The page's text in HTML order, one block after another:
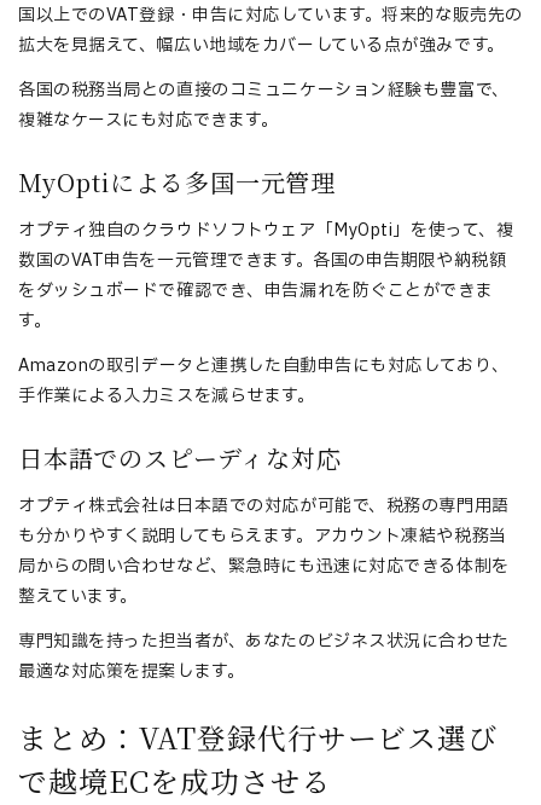
国以上でのVAT登録・申告に対応しています。将来的な販売先の
拡大を見据えて、幅広い地域をカバーしている点が強みです。
各国の税務当局との直接のコミュニケーション経験も豊富で、
複雑なケースにも対応できます。
MyOptiによる多国一元管理
オプティ独自のクラウドソフトウェア「MyOpti」を使って、複
数国のVAT申告を一元管理できます。各国の申告期限や納税額
をダッシュボードで確認でき、申告漏れを防ぐことができま
す。
Amazonの取引データと連携した自動申告にも対応しており、
手作業による入力ミスを減らせます。
日本語でのスピーディな対応
オプティ株式会社は日本語での対応が可能で、税務の専門用語
も分かりやすく説明してもらえます。アカウント凍結や税務当
局からの問い合わせなど、緊急時にも迅速に対応できる体制を
整えています。
専門知識を持った担当者が、あなたのビジネス状況に合わせた
最適な対応策を提案します。
まとめ：VAT登録代行サービス選び
で越境ECを成功させる